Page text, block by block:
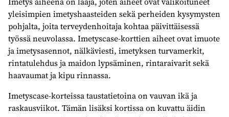
yleisimpien imetyshaasteiden sekä perheiden kysymysten
pohjalta, joita terveydenhoitaja kohtaa päivittäisessä
työssä neuvolassa. Imetyscase-korttien aiheet ovat imuote
ja imetysasennot, nälkäviesti, imetyksen turvamerkit,
rintatulehdus ja maidon lypsäminen, rintaraivarit sekä
haavaumat ja kipu rinnassa.
Imetyscase-korteissa taustatietoina on vauvan ikä ja
raskausviikot. Tämän lisäksi kortissa on kuvattu äidin